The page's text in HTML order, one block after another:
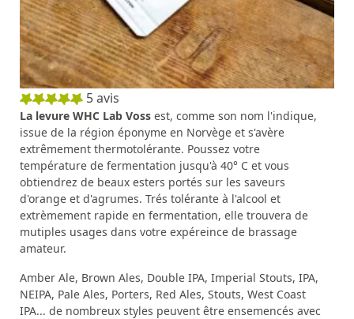
5avis
La levure WHC Lab Voss est, comme son nom l'indique,
issue de la région éponyme en Norvège et s'avère
extrêmement thermotolérante. Poussez votre
température de fermentation jusqu'à 40° C et vous
obtiendrez de beaux esters portés sur les saveurs
d'orange et d'agrumes. Trés tolérante à l'alcool et
extrèmement rapide en fermentation, elle trouvera de
mutiples usages dans votre expéreince de brassage
amateur.
Amber Ale, Brown Ales, Double IPA, Imperial Stouts, IPA,
NEIPA, Pale Ales, Porters, Red Ales, Stouts, West Coast
IPA... de nombreux styles peuvent être ensemencés avec